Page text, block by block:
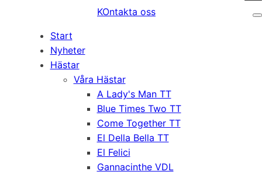
KOntakta oss
Start
Nyheter
Hästar
Våra Hästar
A Lady's Man TT
Blue Times Two TT
Come Together TT
El Della Bella TT
El Felici
Gannacinthe VDL